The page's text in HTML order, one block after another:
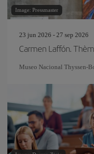
Image: Pressmaster
23 jun 2026 - 27 sep 2026
Carmen Laffón.
Museo Nacional Thyssen-